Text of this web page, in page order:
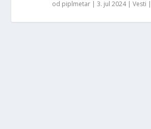
od piplmetar |3. jul 2024|Vesti |